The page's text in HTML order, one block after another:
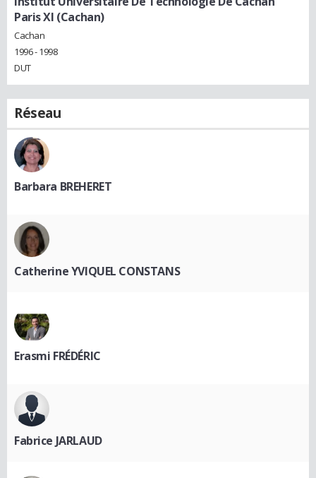
Paris XI (Cachan)
Cachan
1996 - 1998
DUT
Réseau
Barbara BREHERET
Catherine YVIQUEL CONSTANS
Erasmi FRÉDÉRIC
Fabrice JARLAUD